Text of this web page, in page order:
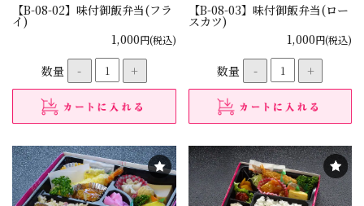
【B-08-02】味付御飯弁当(フラ
イ)
1,000円(税込)
数量 - +
【B-08-03】味付御飯弁当(ロー
スカツ)
1,000円(税込)
数量 - +